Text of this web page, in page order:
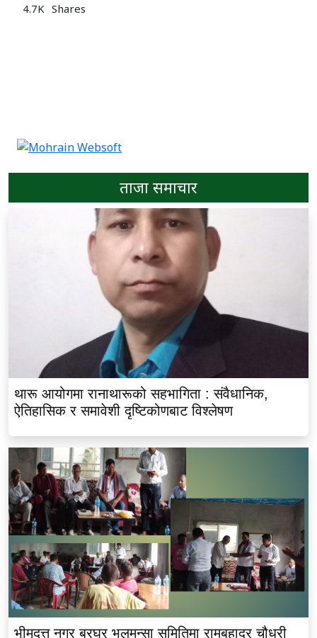
4.7K Shares
ताजा समाचार
थारू आयोगमा रानाथारूको सहभागिता : संवैधानिक,
ऐतिहासिक र समावेशी दृष्टिकोणबाट विश्लेषण
भीमदत्त नगर बरघर भलमन्सा समितिमा रामबहादुर चौधरी